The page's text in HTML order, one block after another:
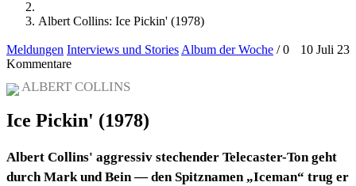
Albert Collins: Ice Pickin' (1978)
Meldungen Interviews und Stories Album der Woche 10 Juli 23
/0
Kommentare
ALBERT COLLINS
Ice Pickin' (1978)
Albert Collins' aggressiv stechender Telecaster-Ton geht
durch Mark und Bein — den Spitznamen „Iceman“ trug er